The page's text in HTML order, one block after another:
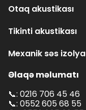
Otaq akustikası
Tikinti akustikası
Mexanik səs
Əlaqə məlumatı
📞: 0216 706 45 46
📞: 0552 605 68 55